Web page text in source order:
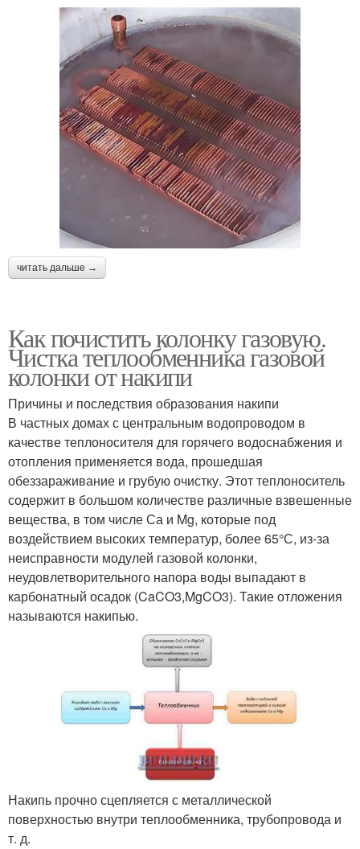
читать дальше →
Как почистить колонку газовую.
Чистка теплообменника газовой
колонки от накипи
Причины и последствия образования накипи
В частных домах с центральным водопроводом в
качестве теплоносителя для горячего водоснабжения и
отопления применяется вода, прошедшая
обеззараживание и грубую очистку. Этот теплоноситель
содержит в большом количестве различные взвешенные
вещества, в том числе Са и Mg, которые под
воздействием высоких температур, более 65°С, из-за
неисправности модулей газовой колонки,
неудовлетворительного напора воды выпадают в
карбонатный осадок (CaCO3,MgCO3). Такие отложения
называются накипью.
Накипь прочно сцепляется с металлической
поверхностью внутри теплообменника, трубопровода и
т. д.